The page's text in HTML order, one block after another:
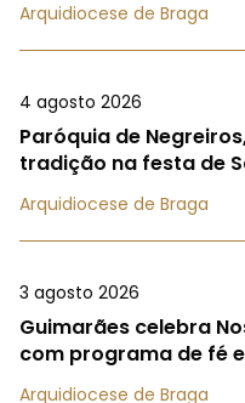
Arquidiocese de Braga
4 agosto 2026
Paróquia de
tradição na festa de
Arquidiocese de Braga
3 agosto 2026
Guimarães celebra
com programa de fé
Arquidiocese de Braga